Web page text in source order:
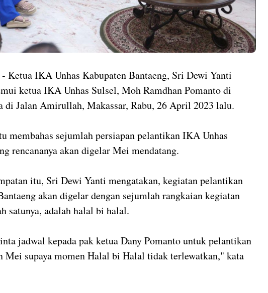
Ketua IKA Unhas Kabupaten Bantaeng, Sri Dewi Yanti
ketua IKA Unhas Sulsel, Moh Ramdhan Pomanto di
di Jalan Amirullah, Makassar, Rabu, 26 April 2023 lalu.
membahas sejumlah persiapan pelantikan IKA Unhas
rencananya akan digelar Mei mendatang.
itu, Sri Dewi Yanti mengatakan, kegiatan pelantikan
akan digelar dengan sejumlah rangkaian kegiatan
satunya, adalah halal bi halal.
jadwal kepada pak ketua Dany Pomanto untuk pelantikan
Mei supaya momen Halal bi Halal tidak terlewatkan," kata